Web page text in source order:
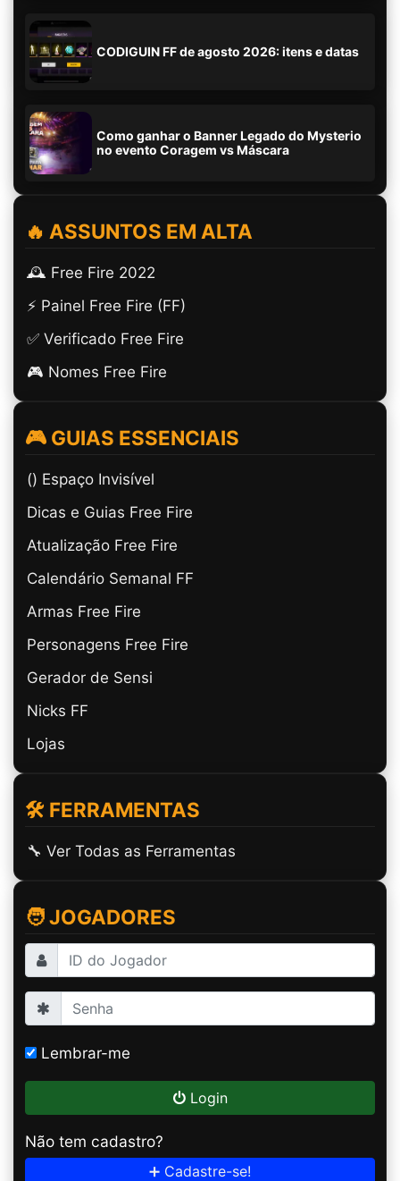
CODIGUIN FF de agosto 2026: itens e datas
Como ganhar o Banner Legado do Mysterio
no evento Coragem vs Máscara
🔥 ASSUNTOS EM ALTA
🕰️ Free Fire 2022
⚡ Painel Free Fire (FF)
✅ Verificado Free Fire
🎮 Nomes Free Fire
🎮 GUIAS ESSENCIAIS
(ㅤ) Espaço Invisível
Dicas e Guias Free Fire
Atualização Free Fire
Calendário Semanal FF
Armas Free Fire
Personagens Free Fire
Gerador de Sensi
Nicks FF
Lojas
🛠️ FERRAMENTAS
🔧 Ver Todas as Ferramentas
🧑 JOGADORES
Lembrar-me
Login
Não tem cadastro?
➕ Cadastre-se!